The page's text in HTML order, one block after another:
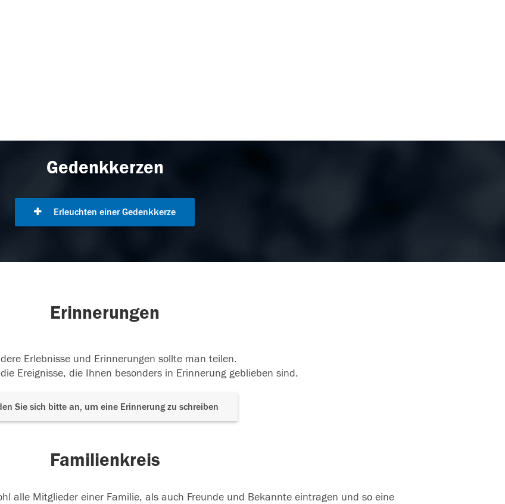
Gedenkkerzen
Erleuchten einer Gedenkkerze
Erinnerungen
Erlebnisse und Erinnerungen sollte man teilen.
Ereignisse, die Ihnen besonders in Erinnerung geblieben sind.
Sie sich bitte an, um eine Erinnerung zu schreiben
Familienkreis
alle Mitglieder einer Familie, als auch Freunde und Bekannte eintragen und so eine